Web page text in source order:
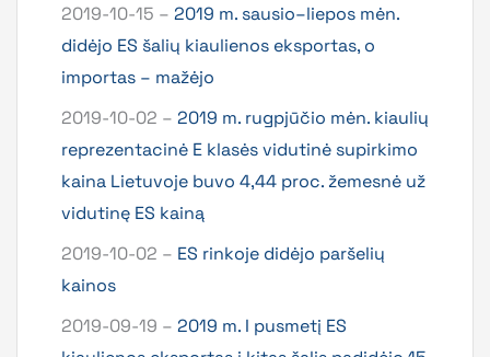
2019-10-15 – 2019 m. sausio–liepos mėn.
didėjo ES šalių kiaulienos eksportas, o
importas – mažėjo
2019-10-02 – 2019 m. rugpjūčio mėn. kiaulių
reprezentacinė E klasės vidutinė supirkimo
kaina Lietuvoje buvo 4,44 proc. žemesnė už
vidutinę ES kainą
2019-10-02 – ES rinkoje didėjo paršelių
kainos
2019-09-19 – 2019 m. I pusmetį ES